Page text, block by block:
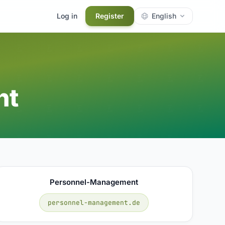
Log in Register English
Personnel-Management
personnel-management.de